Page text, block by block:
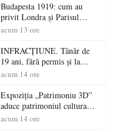
Budapesta 1919: cum au
privit Londra și Parisul
ocupația românească și de ce
victorii militare ale
României a devenit o
controversă diplomatică
europeană ( partea a II-a)
acum 13 ore
INFRACȚIUNE. Tânăr de
19 ani, fără permis și la
volanul unei autoutilitare
acum 14 ore
Expoziția „Patrimoniu 3D”
aduce patrimoniul cultural
în era digitală la Castelul
acum 14 ore